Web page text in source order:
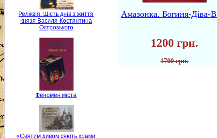
Реліквія. Шість днів з життя
князя Василя-Костянтина
Острозького
Феномен міста
«Святим дивом сяють храми
Амазонка. Богиня-Діва-
1200 грн.
1700 грн.